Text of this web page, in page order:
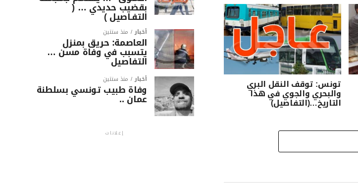
تونس: توقف النقل البري
والبحري والجوي في هذا
التاريخ…(التفاصيل)
بقضيب حديدي … (
التفـاصيل )
أخبار منذ سنتين
العاصمة: حريق بمنزل
يتسبب في وفاة مسن …
التفاصيل
أخبار منذ سنتين
وفاة طبيب تونسي بسلطنة
عمان ..
إعلانات